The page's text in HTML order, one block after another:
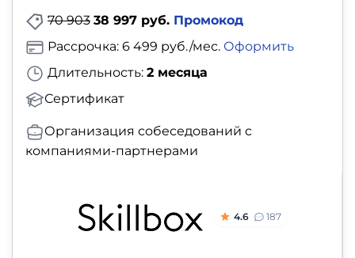
70 903 38 997 руб. Промокод
Длительность: 2 месяца
Сертификат
Рассрочка: 6 499 руб./мес. Оформить
Организация собеседований с
компаниями-партнерами
4.6 187